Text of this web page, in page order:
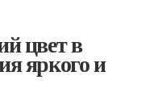
цвет в
яркого и